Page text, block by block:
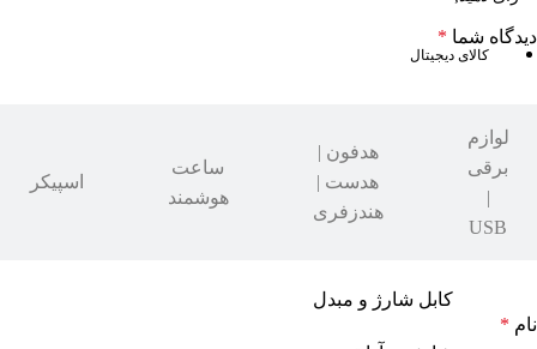
کالای دیجیتال
لوازم
برقی
|
USB
هدفون |
هدست |
هندزفری
ساعت
هوشمند
اسپیکر
کابل شارژ و مبدل
دیدگاه شما *
نام *